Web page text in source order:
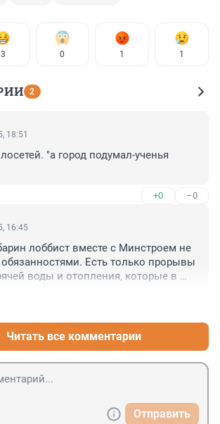
3 0 1 1
2
18:51
"а город подумал-ученья
+0 –0
16:45
лоббист вместе с Минстроем не
Есть только прорывы
воды и отопления, которые в
нужна яхта. 75 лет страна жила по
было прекрасно, никто не
хватало. А потом пришли
счётчиков, посадили всё
и разрушили всю инфраструктуру
страны и дальше будут
Читать все комментарии
Отправить